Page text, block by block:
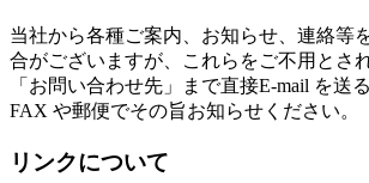
当社から各種ご案内、お知らせ、連絡等
合がございますが、これらをご不用とさ
「お問い合わせ先」まで直接E-mail を送
FAX や郵便でその旨お知らせください。
リンクについて